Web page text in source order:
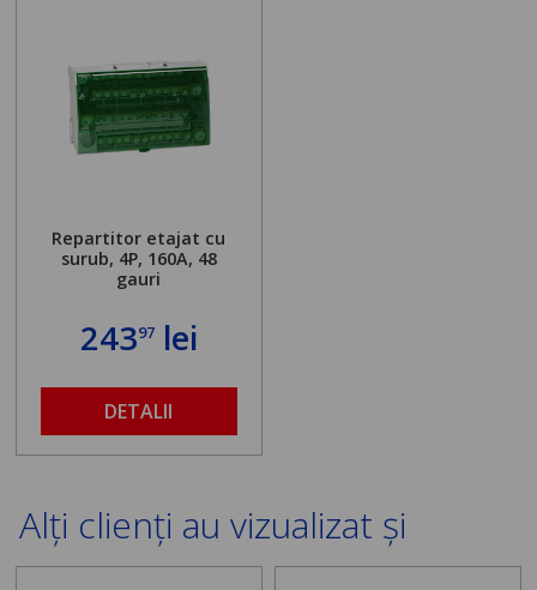
Repartitor etajat cu
surub, 4P, 160A, 48
gauri
24397lei
DETALII
Alți clienți au vizualizat și